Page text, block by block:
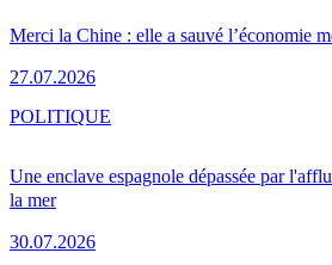
Merci la Chine : elle a sauvé l’économie
27.07.2026
Une enclave espagnole dépassée par
la mer
30.07.2026
POLITIQUE